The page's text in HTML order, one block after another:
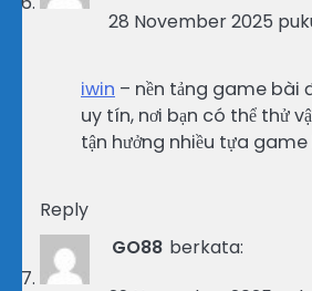
28 November 2025
iwin – nền tảng game bài
uy tín, nơi bạn có thể thử
tận hưởng nhiều tựa game
Reply
GO88 berkata: